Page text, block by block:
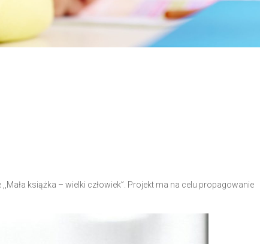
książka – wielki człowiek”. Projekt ma na celu propagowanie